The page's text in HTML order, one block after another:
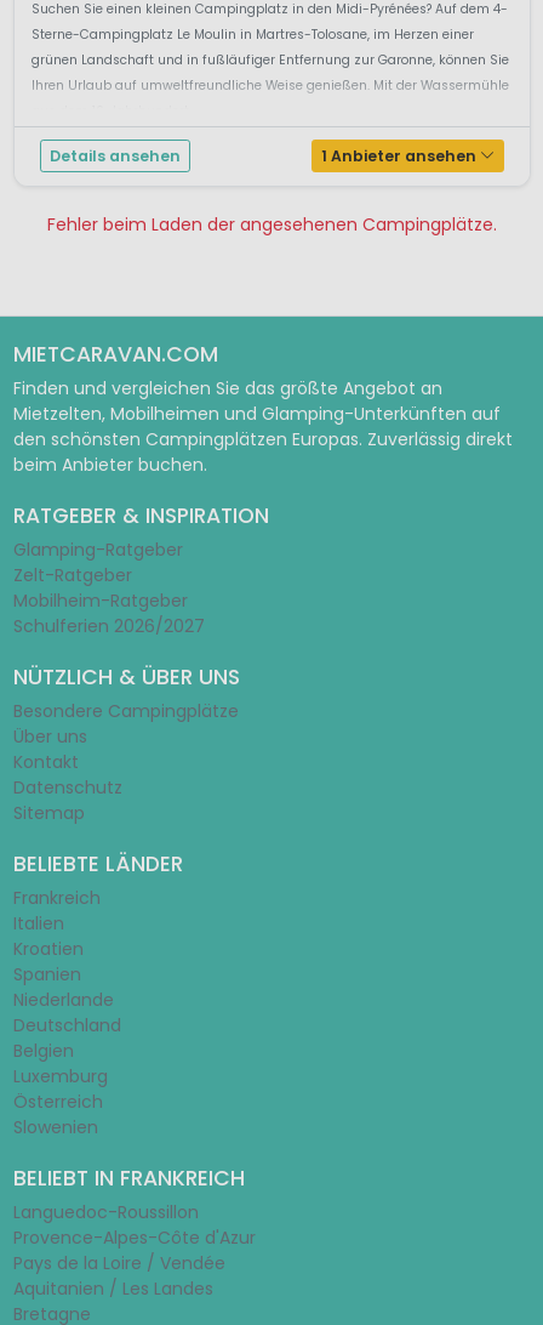
Suchen Sie einen kleinen Campingplatz in den Midi-Pyrénées? Auf dem 4-
Sterne-Campingplatz Le Moulin in Martres-Tolosane, im Herzen einer
grünen Landschaft und in fußläufiger Entfernung zur Garonne, können Sie
Ihren Urlaub auf umweltfreundliche Weise genießen. Mit der Wassermühle
Details ansehen 1 Anbieter ansehen
Fehler beim Laden der angesehenen Campingplätze.
MIETCARAVAN.COM
Finden und vergleichen Sie das größte Angebot an
Mietzelten, Mobilheimen und Glamping-Unterkünften auf
den schönsten Campingplätzen Europas. Zuverlässig direkt
beim Anbieter buchen.
RATGEBER & INSPIRATION
Glamping-Ratgeber
Zelt-Ratgeber
Mobilheim-Ratgeber
Schulferien 2026/2027
NÜTZLICH & ÜBER UNS
Besondere Campingplätze
Über uns
Kontakt
Datenschutz
Sitemap
BELIEBTE LÄNDER
Frankreich
Italien
Kroatien
Spanien
Niederlande
Deutschland
Belgien
Luxemburg
Österreich
Slowenien
BELIEBT IN FRANKREICH
Languedoc-Roussillon
Provence-Alpes-Côte d'Azur
Pays de la Loire / Vendée
Aquitanien / Les Landes
Bretagne